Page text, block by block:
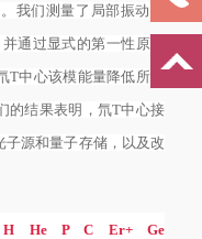
我们测量了局部振动的
通过显式的第一性原理
中心该模能量降低所导
的结果表明，氘T中心接
源和量子存储，以及改
He P C Er+ Ge